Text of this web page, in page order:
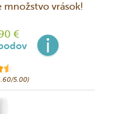
množstvo vrások!
€
5.00)